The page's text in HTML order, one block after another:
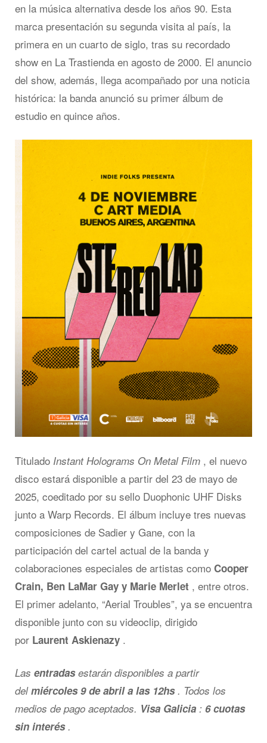
en la música alternativa desde los años 90. Esta
marca presentación su segunda visita al país, la
primera en un cuarto de siglo, tras su recordado
show en La Trastienda en agosto de 2000. El anuncio
del show, además, llega acompañado por una noticia
histórica: la banda anunció su primer álbum de
estudio en quince años.
Titulado Instant Holograms On Metal Film , el nuevo
disco estará disponible a partir del 23 de mayo de
2025, coeditado por su sello Duophonic UHF Disks
junto a Warp Records. El álbum incluye tres nuevas
composiciones de Sadier y Gane, con la
participación del cartel actual de la banda y
colaboraciones especiales de artistas como Cooper
Crain, Ben LaMar Gay y Marie Merlet , entre otros.
El primer adelanto, “Aerial Troubles”, ya se encuentra
disponible junto con su videoclip, dirigido
por Laurent Askienazy .
Las entradasestarán disponibles a partir
delmiércoles 9 de abril a las 12hs. Todos los
medios de pago aceptados. Visa Galicia : 6 cuotas
sin interés.